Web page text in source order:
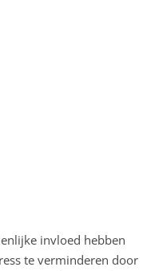
invloed hebben
te verminderen door